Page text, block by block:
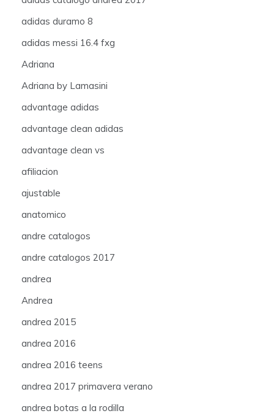
adidas duramo 8
adidas messi 16.4 fxg
Adriana
Adriana by Lamasini
advantage adidas
advantage clean adidas
advantage clean vs
afiliacion
ajustable
anatomico
andre catalogos
andre catalogos 2017
andrea
Andrea
andrea 2015
andrea 2016
andrea 2016 teens
andrea 2017 primavera verano
andrea botas a la rodilla